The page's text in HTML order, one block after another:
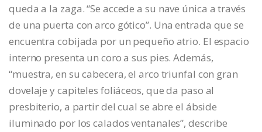
queda a la zaga. “Se accede a su nave única a través
de una puerta con arco gótico”. Una entrada que se
encuentra cobijada por un pequeño atrio. El espacio
interno presenta un coro a sus pies. Además,
“muestra, en su cabecera, el arco triunfal con gran
dovelaje y capiteles foliáceos, que da paso al
presbiterio, a partir del cual se abre el ábside
iluminado por los calados ventanales”, describe